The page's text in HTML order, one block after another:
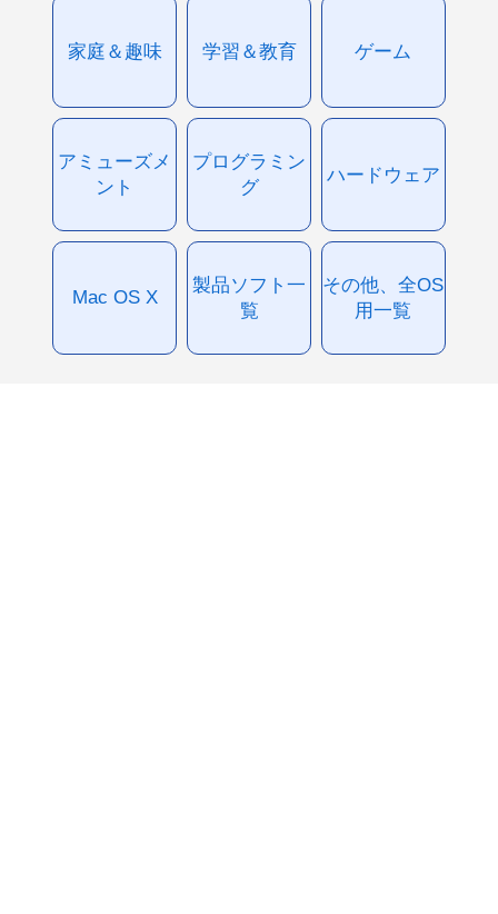
家庭＆趣味 学習＆教育 ゲーム
アミューズメ
ント
プログラミン
グ
ハードウェア
Mac OS X
製品ソフト一
覧
その他、全OS
用一覧